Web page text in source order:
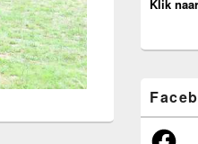
Klik
Facebook